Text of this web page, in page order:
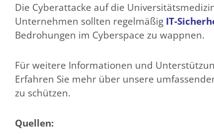
Die Cyberattacke auf die
Unternehmen sollten regelmäßig IT-
Bedrohungen im Cyberspace zu wappnen.
Für weitere Informationen und
Erfahren Sie mehr über unsere
zu schützen.
Quellen: